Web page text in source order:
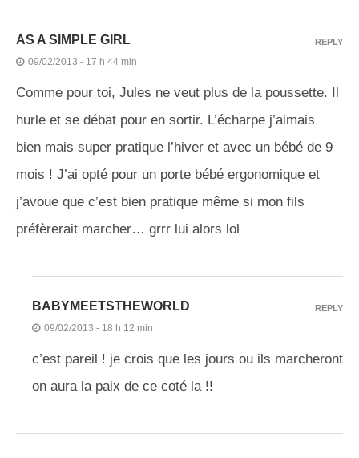
AS A SIMPLE GIRL
09/02/2013 - 17 h 44 min
Comme pour toi, Jules ne veut plus de la poussette. Il
hurle et se débat pour en sortir. L’écharpe j’aimais
bien mais super pratique l’hiver et avec un bébé de 9
mois ! J’ai opté pour un porte bébé ergonomique et
j’avoue que c’est bien pratique même si mon fils
préfèrerait marcher… grrr lui alors lol
REPLY
BABYMEETSTHEWORLD
09/02/2013 - 18 h 12 min
c’est pareil ! je crois que les jours ou ils marcheront
on aura la paix de ce coté la !!
REPLY